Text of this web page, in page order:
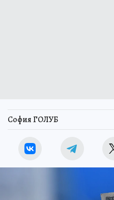
София ГОЛУБ